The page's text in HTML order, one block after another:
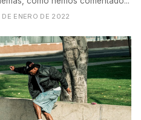
ENERO DE 2022